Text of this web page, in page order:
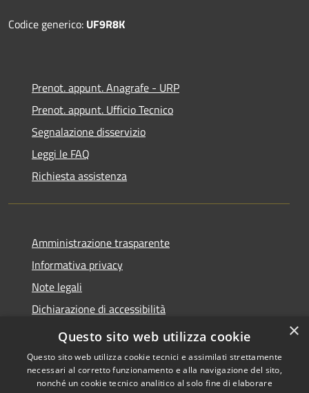
Codice generico: UF9R8K
Prenot. appunt. Anagrafe - URP
Prenot. appunt. Ufficio Tecnico
Segnalazione disservizio
Leggi le FAQ
Richiesta assistenza
Amministrazione trasparente
Informativa privacy
Note legali
Dichiarazione di accessibilità
Whistleblowing
×
Questo sito web utilizza cookie
Questo sito web utilizza cookie tecnici e assimilati strettamente
necessari al corretto funzionamento e alla navigazione del sito,
nonché un cookie tecnico analitico al solo fine di elaborare